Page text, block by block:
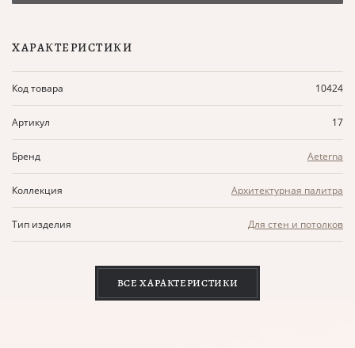
ХАРАКТЕРИСТИКИ
Код товара 10424
Артикул 17
Бренд Aeterna
Коллекция Архитектурная палитра
Тип изделия Для стен и потолков
ВСЕ ХАРАКТЕРИСТИКИ